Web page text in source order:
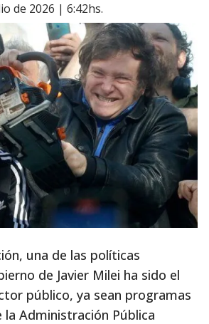
de 2026 | 6:42hs.
una de las políticas
de Javier Milei ha sido el
público, ya sean programas
Administración Pública